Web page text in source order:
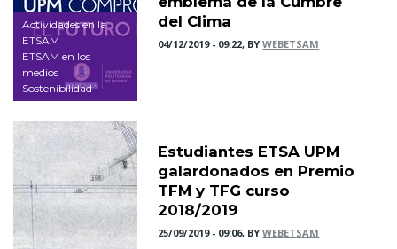
Actividades en la
ETSAM
ETSAM en los
medios
Sostenibilidad
del Clima
04/12/2019 - 09:22, BYWEBETSAM
Estudiantes ETSA UPM
galardonados en Premio
TFM y TFG curso
2018/2019
25/09/2019 - 09:06, BYWEBETSAM